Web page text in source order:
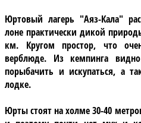
Юртовый лагерь "Аяз-Кала"
лоне практически дикой
км. Кругом простор, что
верблюде. Из кемпинга видно
порыбачить и искупаться, а
лодке.
Юрты стоят на холме 30-40